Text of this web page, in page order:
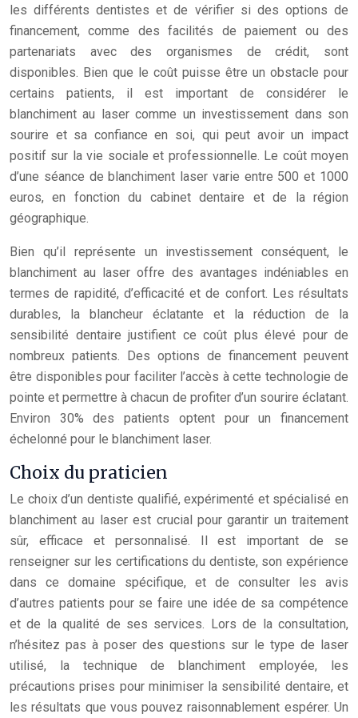
les différents dentistes et de vérifier si des options de
financement, comme des facilités de paiement ou des
partenariats avec des organismes de crédit, sont
disponibles. Bien que le coût puisse être un obstacle pour
certains patients, il est important de considérer le
blanchiment au laser comme un investissement dans son
sourire et sa confiance en soi, qui peut avoir un impact
positif sur la vie sociale et professionnelle. Le coût moyen
d’une séance de blanchiment laser varie entre 500 et 1000
euros, en fonction du cabinet dentaire et de la région
géographique.
Bien qu’il représente un investissement conséquent, le
blanchiment au laser offre des avantages indéniables en
termes de rapidité, d’efficacité et de confort. Les résultats
durables, la blancheur éclatante et la réduction de la
sensibilité dentaire justifient ce coût plus élevé pour de
nombreux patients. Des options de financement peuvent
être disponibles pour faciliter l’accès à cette technologie de
pointe et permettre à chacun de profiter d’un sourire éclatant.
Environ 30% des patients optent pour un financement
échelonné pour le blanchiment laser.
Choix du praticien
Le choix d’un dentiste qualifié, expérimenté et spécialisé en
blanchiment au laser est crucial pour garantir un traitement
sûr, efficace et personnalisé. Il est important de se
renseigner sur les certifications du dentiste, son expérience
dans ce domaine spécifique, et de consulter les avis
d’autres patients pour se faire une idée de sa compétence
et de la qualité de ses services. Lors de la consultation,
n’hésitez pas à poser des questions sur le type de laser
utilisé, la technique de blanchiment employée, les
précautions prises pour minimiser la sensibilité dentaire, et
les résultats que vous pouvez raisonnablement espérer. Un